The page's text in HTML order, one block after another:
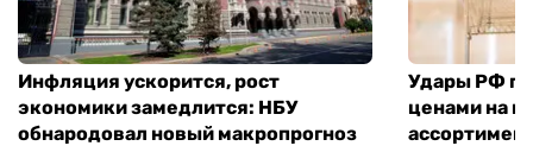
Инфляция ускорится, рост
экономики замедлится: НБУ
обнародовал новый макропрогноз
Удары РФ по
ценами на